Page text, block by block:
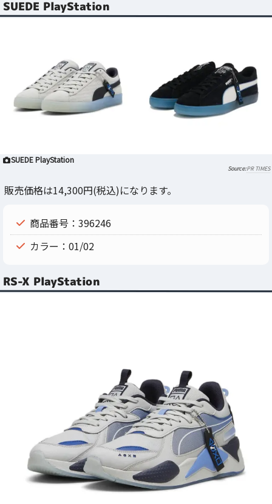
SUEDE PlayStation
SUEDE PlayStation
PR TIMES
販売価格は14,300円(税込)になります。
商品番号：396246
カラー：01/02
RS-X PlayStation